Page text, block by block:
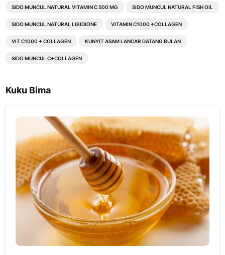
SIDO MUNCUL NATURAL VITAMIN C 500 MG SIDO MUNCUL NATURAL FISH OIL
SIDO MUNCUL NATURAL LIBIDIONE VITAMIN C1000 +COLLAGEN
VIT C1000 + COLLAGEN KUNYIT ASAM LANCAR DATANG BULAN
SIDO MUNCUL C+COLLAGEN
Kuku Bima